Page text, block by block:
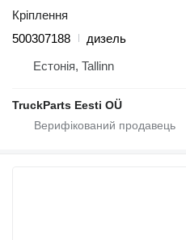
Кріплення
500307188
дизель
Естонія, Tallinn
TruckParts Eesti OÜ